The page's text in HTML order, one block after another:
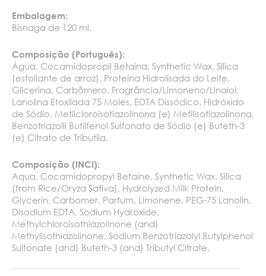
Embalagem:
Bisnaga de 120 ml.
Composição (Português):
Água, Cocamidopropil Betaína, Synthetic Wax, Sílica
(esfoliante de arroz), Proteína Hidrolisada do Leite,
Glicerina, Carbômero, Fragrância/Limoneno/Linalol,
Lanolina Etoxilada 75 Moles, EDTA Dissódico, Hidróxido
de Sódio, Metilcloroisotiazolinona (e) Metilisotiazolinona,
Benzotriazolil Butilfenol Sulfonato de Sódio (e) Buteth-3
(e) Citrato de Tributila.
Composição (INCI):
Aqua, Cocamidopropyl Betaine, Synthetic Wax, Silica
(from Rice/Oryza Sativa), Hydrolyzed Milk Protein,
Glycerin, Carbomer, Parfum, Limonene, PEG-75 Lanolin,
Disodium EDTA, Sodium Hydroxide,
Methylchloroisothiazolinone (and)
Methylisothiazolinone, Sodium Benzotriazolyl Butylphenol
Sulfonate (and) Buteth-3 (and) Tributyl Citrate.